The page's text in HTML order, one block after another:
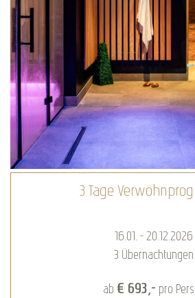
3 Tage
16.01. - 20.12.2026
3 Übernachtungen
ab € 693,- pro